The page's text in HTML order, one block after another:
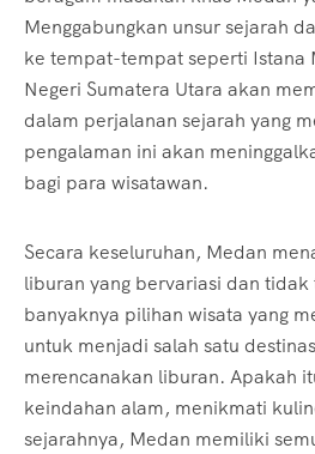
Menggabungkan unsur sejarah
ke tempat-tempat seperti Istana
Negeri Sumatera Utara akan
dalam perjalanan sejarah yang
pengalaman ini akan
bagi para wisatawan.
Secara keseluruhan, Medan
liburan yang bervariasi dan
banyaknya pilihan wisata yang
untuk menjadi salah satu
merencanakan liburan. Apakah
keindahan alam, menikmati
sejarahnya, Medan memiliki